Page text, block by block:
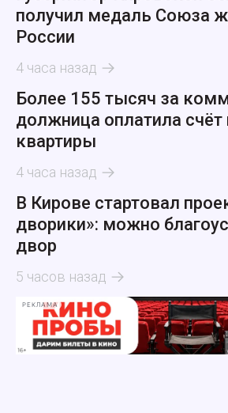
получил медаль Союза
России
4 часа назад
Более 155 тысяч за
должница оплатила счёт
квартиры
4 часа назад
В Кирове стартовал
дворики»: можно
двор
5 часов назад
РЕКЛАМА